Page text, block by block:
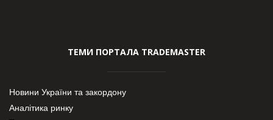
ТЕМИ ПОРТАЛА TRADEMASTER
Новини України та закордону
Аналітика ринку